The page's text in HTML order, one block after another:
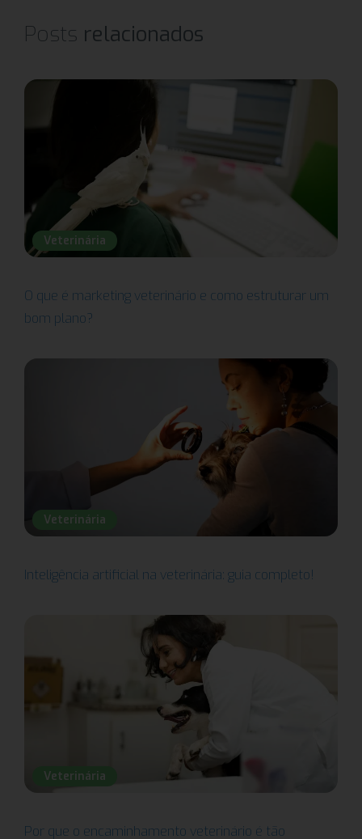
Posts relacionados
Veterinária
O que é marketing veterinário e como estruturar um
bom plano?
Veterinária
Inteligência artificial na veterinária: guia completo!
Veterinária
Por que o encaminhamento veterinário é tão